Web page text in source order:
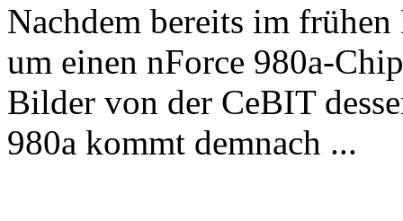
Nachdem bereits im frühen
um einen nForce 980a-
Bilder von der CeBIT
980a kommt demnach ...